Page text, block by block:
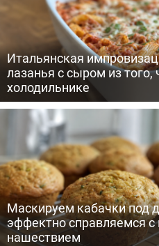
Итальянская
лазанья с сыром из того,
холодильнике
Маскируем кабачки под
эффектно справляемся
нашествием